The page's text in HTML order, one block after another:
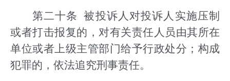
第二十条 被投诉人对投诉人实施压制
或者打击报复的，对有关责任人员由其所在
单位或者上级主管部门给予行政处分；构成
犯罪的，依法追究刑事责任。